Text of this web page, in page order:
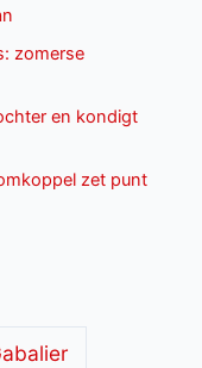
zomerse
en kondigt
zet punt